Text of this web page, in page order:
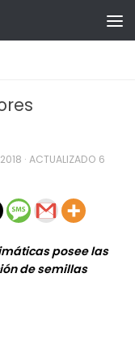
· ACTUALIZADO 6
posee las
de semillas